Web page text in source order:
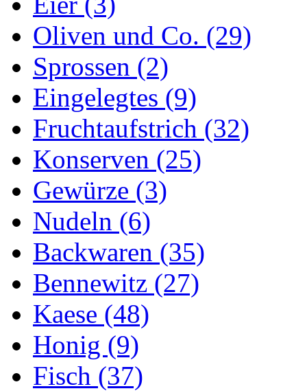
Oliven und Co. (29)
Sprossen (2)
Eingelegtes (9)
Fruchtaufstrich (32)
Konserven (25)
Gewürze (3)
Nudeln (6)
Backwaren (35)
Bennewitz (27)
Kaese (48)
Honig (9)
Fisch (37)